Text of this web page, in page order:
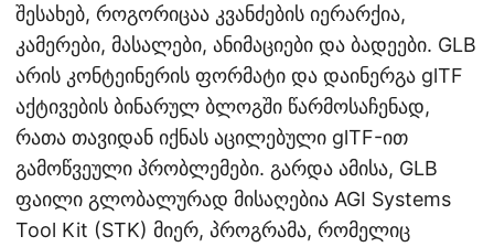
შესახებ, როგორიცაა კვანძების იერარქია,
კამერები, მასალები, ანიმაციები და ბადეები. GLB
არის კონტეინერის ფორმატი და დაინერგა glTF
აქტივების ბინარულ ბლოგში წარმოსაჩენად,
რათა თავიდან იქნას აცილებული glTF-ით
გამოწვეული პრობლემები. გარდა ამისა, GLB
ფაილი გლობალურად მისაღებია AGI Systems
Tool Kit (STK) მიერ, პროგრამა, რომელიც